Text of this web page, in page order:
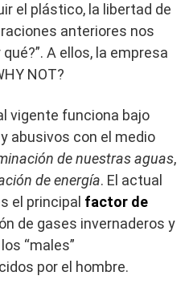
el plástico, la libertad de
anteriores nos
A ellos, la empresa
NOT?
vigente funciona bajo
abusivos con el medio
de nuestras aguas,
de energía. El actual
el principal factor de
de gases invernaderos y
“males”
por el hombre.